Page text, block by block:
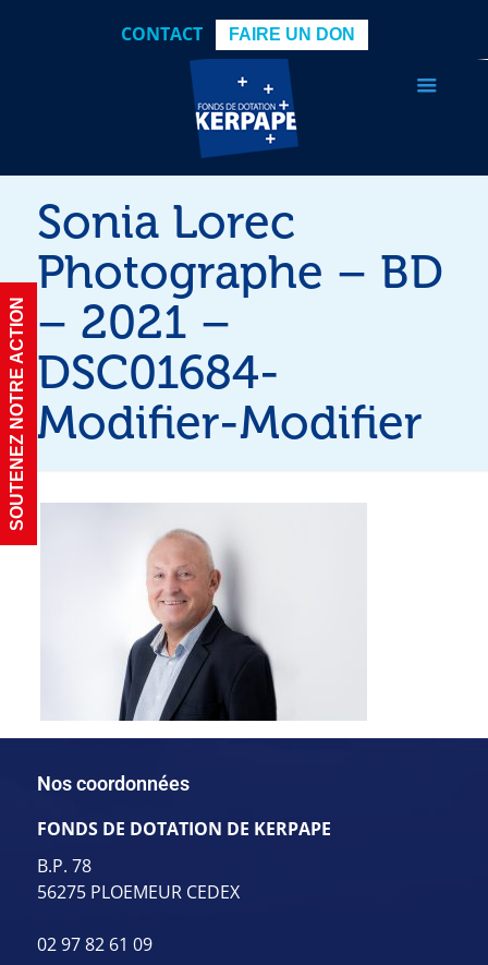
CONTACT FAIRE UN DON
Sonia Lorec
Photographe – BD
– 2021 –
DSC01684-
Modifier-Modifier
Nos coordonnées
FONDS DE DOTATION DE KERPAPE
B.P. 78
56275 PLOEMEUR CEDEX
02 97 82 61 09
SOUTENEZ NOTRE ACTION